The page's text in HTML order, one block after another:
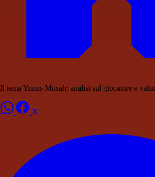
Il tema Yunus Musah: analisi sul giocatore e